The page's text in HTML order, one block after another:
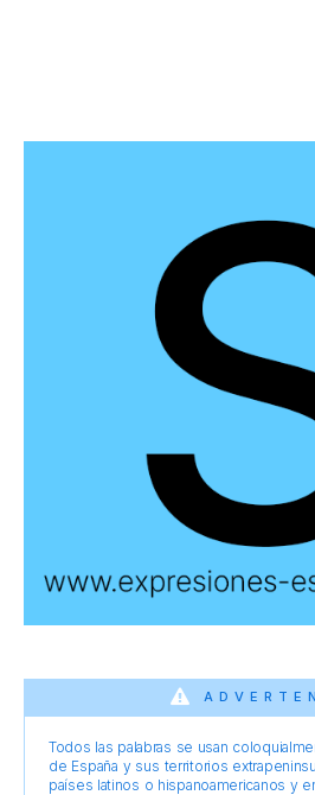
Todos las palabras se usan
de España y sus territorios
países latinos o hispanoamericanos y